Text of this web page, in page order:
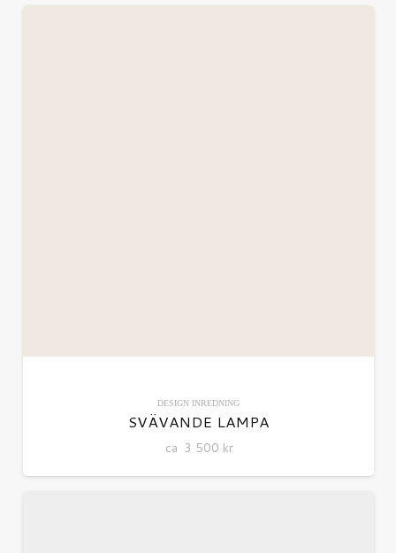
DESIGN INREDNING
SVÄVANDE LAMPA
ca 3 500 kr